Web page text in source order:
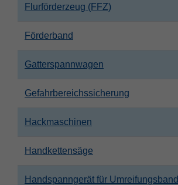
Flurförderzeug (FFZ)
Förderband
Gatterspannwagen
Gefahrbereichssicherung
Hackmaschinen
Handkettensäge
Handspanngerät für Umreifungsband